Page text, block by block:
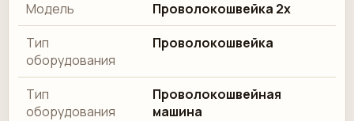
Модель
Проволокошвейка 2х
Тип
оборудования
Проволокошвейка
Тип
оборудования
Проволокошвейная
машина